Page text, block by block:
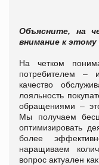
Объясните, на
внимание к этому
На четком
потребителем –
качество
лояльность
обращениями –
Мы получаем
оптимизировать
более
наращиваем
вопрос актуален как